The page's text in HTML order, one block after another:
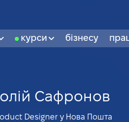
курси бізнесу
Сафронов
Designer у Нова Пошта